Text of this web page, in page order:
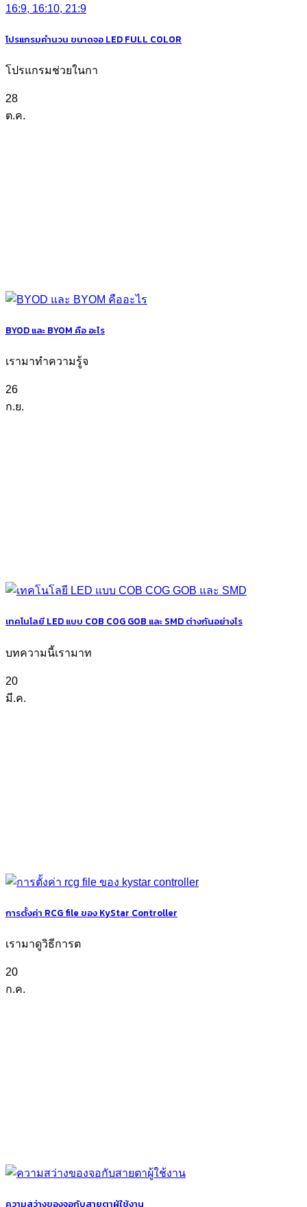
โปรแกรมคำนวน ขนาดจอ LED FULL COLOR
โปรแกรมช่วยในกา
28
ต.ค.
BYOD และ BYOM คือ อะไร
เรามาทำความรู้จ
26
ก.ย.
เทคโนโลยี LED แบบ COB COG GOB และ SMD ต่างกันอย่างไร
บทความนี้เรามาท
20
มี.ค.
การตั้งค่า RCG file ของ KyStar Controller
เรามาดูวิธีการต
20
ก.ค.
ความสว่างของจอกับสายตาผู้ใช้งาน